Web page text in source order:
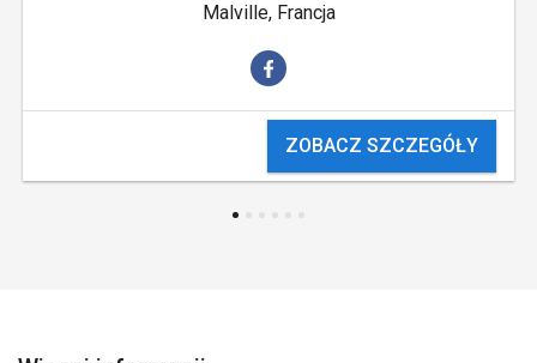
Malville, Francja
ZOBACZ SZCZEGÓŁY